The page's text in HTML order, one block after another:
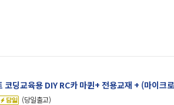
코딩교육용 DIY RC카 마퀸+ 전용교재 + (마이크
(당일출고)